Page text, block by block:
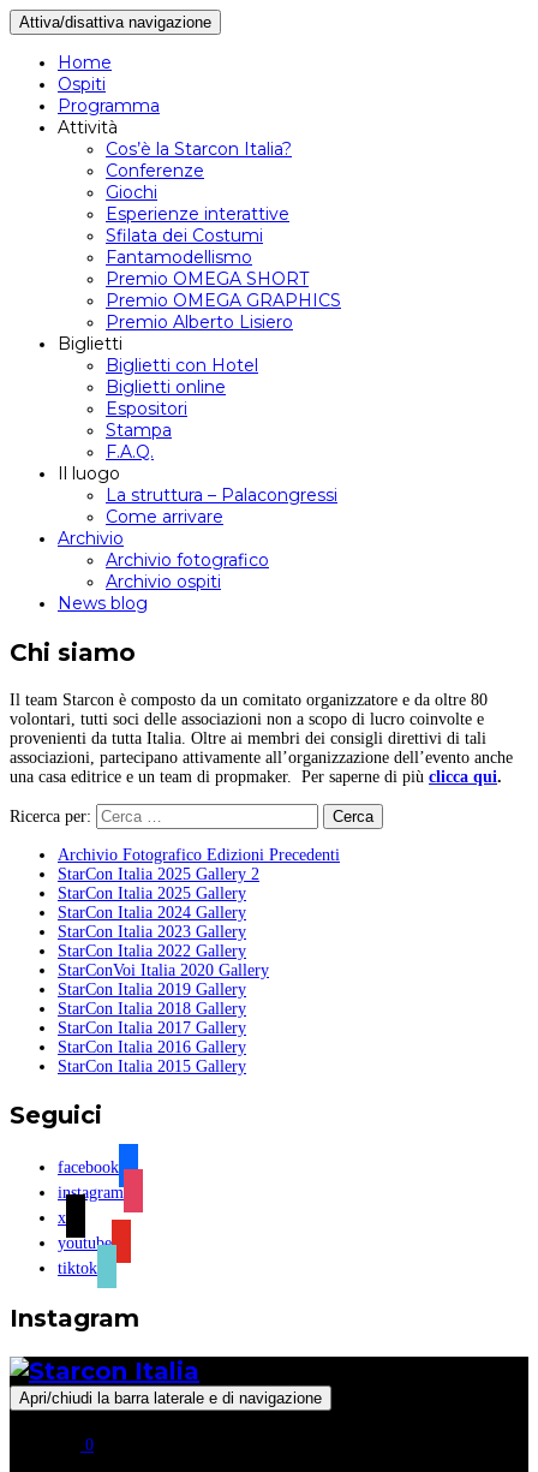
Attiva/disattiva navigazione
Home
Ospiti
Programma
Attività
Cos’è la Starcon Italia?
Conferenze
Giochi
Esperienze interattive
Sfilata dei Costumi
Fantamodellismo
Premio OMEGA SHORT
Premio OMEGA GRAPHICS
Premio Alberto Lisiero
Biglietti
Biglietti con Hotel
Biglietti online
Espositori
Stampa
F.A.Q.
Il luogo
La struttura – Palacongressi
Come arrivare
Archivio
Archivio fotografico
Archivio ospiti
News blog
Chi siamo
Il team Starcon è composto da un comitato organizzatore e da oltre 80
volontari, tutti soci delle associazioni non a scopo di lucro coinvolte e
provenienti da tutta Italia. Oltre ai membri dei consigli direttivi di tali
associazioni, partecipano attivamente all’organizzazione dell’evento anche
una casa editrice e un team di propmaker. Per saperne di più clicca qui.
Ricerca per:
Archivio Fotografico Edizioni Precedenti
StarCon Italia 2025 Gallery 2
StarCon Italia 2025 Gallery
StarCon Italia 2024 Gallery
StarCon Italia 2023 Gallery
StarCon Italia 2022 Gallery
StarConVoi Italia 2020 Gallery
StarCon Italia 2019 Gallery
StarCon Italia 2018 Gallery
StarCon Italia 2017 Gallery
StarCon Italia 2016 Gallery
StarCon Italia 2015 Gallery
Seguici
facebook
instagram
x
youtube
tiktok
Instagram
Apri/chiudi la barra laterale e di navigazione
0